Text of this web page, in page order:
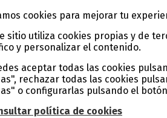
cookies para mejorar tu
sitio utiliza cookies propias y de
y personalizar el contenido.
aceptar todas las cookies
rechazar todas las cookies
o configurarlas pulsando el
política de cookies
Crisantos Obama Ondo:
Roma
noviembre 06, 2011
Desde su puesto en Roma,
Guinea Ecuatorial ante la FAO,